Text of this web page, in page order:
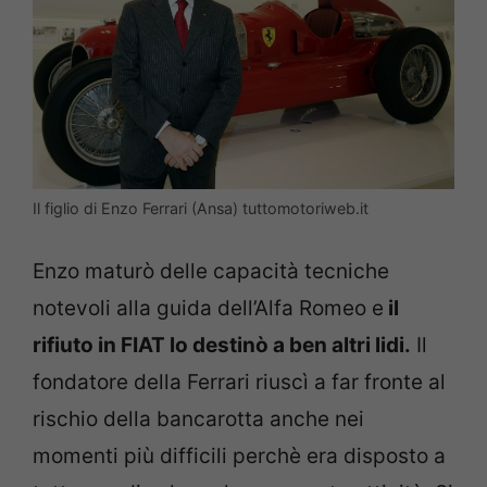
Il figlio di Enzo Ferrari (Ansa) tuttomotoriweb.it
Enzo maturò delle capacità tecniche
notevoli alla guida dell’Alfa Romeo e il
rifiuto in FIAT lo destinò a ben altri lidi. Il
fondatore della Ferrari riuscì a far fronte al
rischio della bancarotta anche nei
momenti più difficili perchè era disposto a